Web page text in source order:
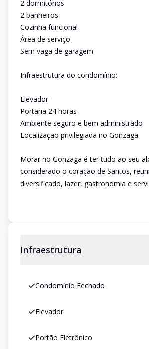
2 dormitórios
2 banheiros
Cozinha funcional
Área de serviço
Sem vaga de garagem
Infraestrutura do condomínio:
Elevador
Portaria 24 horas
Ambiente seguro e bem administrado
Localização privilegiada no Gonzaga
Morar no Gonzaga é ter tudo ao seu
considerado o coração de Santos,
diversificado, lazer, gastronomia e
Infraestrutura
Condomínio Fechado
Elevador
Portão Eletrônico